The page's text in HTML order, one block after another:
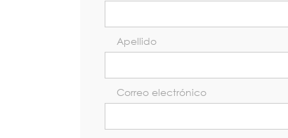
Apellido
Correo electrónico